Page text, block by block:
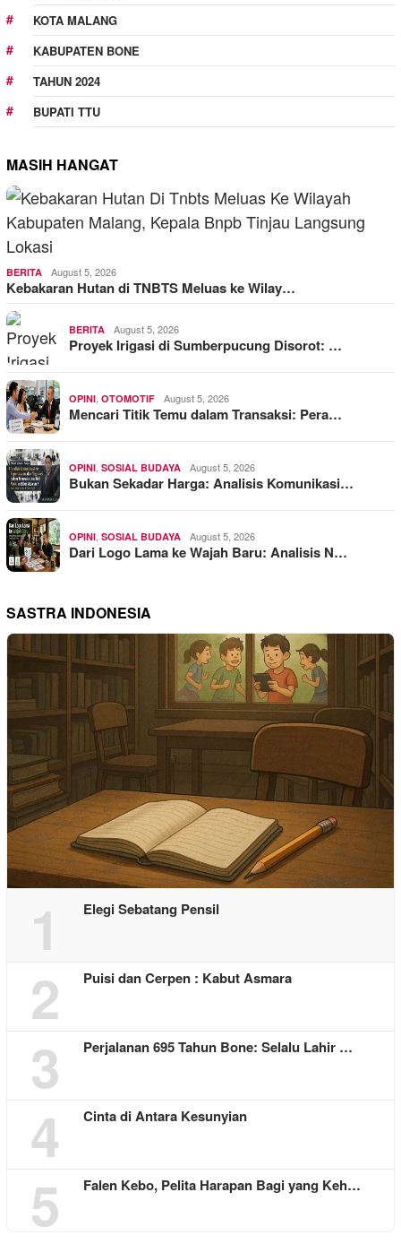
KOTA MALANG
KABUPATEN BONE
TAHUN 2024
BUPATI TTU
MASIH HANGAT
BERITA August 5, 2026
Kebakaran Hutan di TNBTS Meluas ke Wilay…
BERITA August 5, 2026
Proyek Irigasi di Sumberpucung Disorot: …
OPINI, OTOMOTIF August 5, 2026
Mencari Titik Temu dalam Transaksi: Pera…
OPINI, SOSIAL BUDAYA August 5, 2026
Bukan Sekadar Harga: Analisis Komunikasi…
OPINI, SOSIAL BUDAYA August 5, 2026
Dari Logo Lama ke Wajah Baru: Analisis N…
SASTRA INDONESIA
1 Elegi Sebatang Pensil
2 Puisi dan Cerpen : Kabut Asmara
3 Perjalanan 695 Tahun Bone: Selalu Lahir …
4 Cinta di Antara Kesunyian
5 Falen Kebo, Pelita Harapan Bagi yang Keh…